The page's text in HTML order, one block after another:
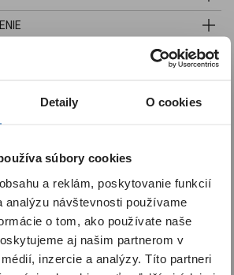
Detaily O cookies
súbory cookies
a reklám, poskytovanie funkcií
analýzu návštevnosti používame
o tom, ako používate naše
aj našim partnerom v
inzercie a analýzy. Títo partneri
ďalšie produkty
pre zákazníkov
sme pre vásnový Imunoklub. Kódy z
zadávať – body za nákup sa vám
neprenášajú a začínajú sa zbierať
alebo po prvom prihlásení začínate na
boli v predchádzajúcom Imunoklube
VIP
sme vás zaradili do úrovne GOLD . Viac